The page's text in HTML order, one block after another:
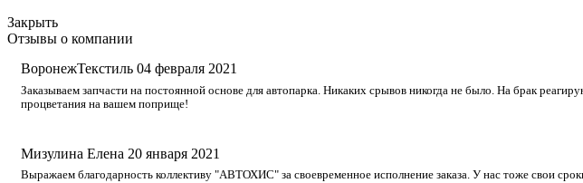
Закрыть
Отзывы о компании
ВоронежТекстиль 04 февраля 2021
Заказываем запчасти на постоянной основе для автопарка. Никаких срывов никогда не было. На брак
процветания на вашем поприще!
Мизулина Елена 20 января 2021
Выражаем благодарность коллективу "АВТОХИС" за своевременное исполнение заказа. У нас тоже свои